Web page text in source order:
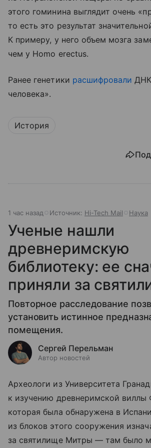
этого гоминина выглядит очень
то есть это результат
К примеру, у него объем мозга
чем у Homo erectus.
Ранее генетики расшифровали ДНК
человека».
История
1 час назад Источник: Hi-Tech Mail Наука
Ученые нашли
древнеримскую
библиотеку: ее
приняли за
Повторное расследование
установить истинное
помещения.
Сергей Перельман
Автор новостей
Археологи из Университета
к изучению древнеримской виллы
которая была обнаружена в
из блоков этого сооружения
за святилище Митры — там было